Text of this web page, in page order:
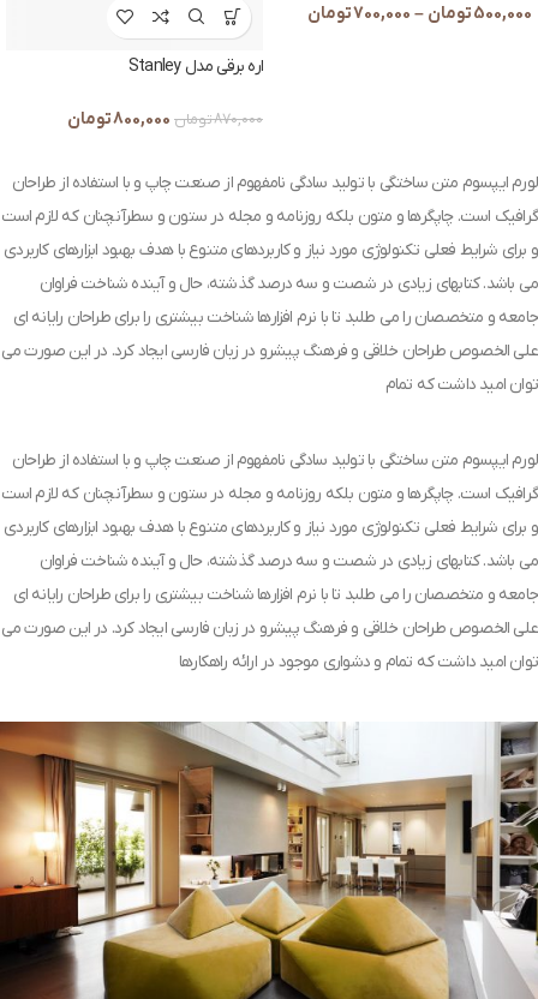
500,000تومان –
700,000تومان
اره برقی مدل Stanley
870,000تومان 800,000تومان
لورم ایپسوم متن ساختگی با تولید سادگی نامفهوم از صنعت چاپ و با استفاده از طراحان
گرافیک است. چاپگرها و متون بلکه روزنامه و مجله در ستون و سطرآنچنان که لازم است
و برای شرایط فعلی تکنولوژی مورد نیاز و کاربردهای متنوع با هدف بهبود ابزارهای کاربردی
می باشد. کتابهای زیادی در شصت و سه درصد گذشته، حال و آینده شناخت فراوان
جامعه و متخصصان را می طلبد تا با نرم افزارها شناخت بیشتری را برای طراحان رایانه ای
علی الخصوص طراحان خلاقی و فرهنگ پیشرو در زبان فارسی ایجاد کرد. در این صورت می
توان امید داشت که تمام
لورم ایپسوم متن ساختگی با تولید سادگی نامفهوم از صنعت چاپ و با استفاده از طراحان
گرافیک است. چاپگرها و متون بلکه روزنامه و مجله در ستون و سطرآنچنان که لازم است
و برای شرایط فعلی تکنولوژی مورد نیاز و کاربردهای متنوع با هدف بهبود ابزارهای کاربردی
می باشد. کتابهای زیادی در شصت و سه درصد گذشته، حال و آینده شناخت فراوان
جامعه و متخصصان را می طلبد تا با نرم افزارها شناخت بیشتری را برای طراحان رایانه ای
علی الخصوص طراحان خلاقی و فرهنگ پیشرو در زبان فارسی ایجاد کرد. در این صورت می
توان امید داشت که تمام و دشواری موجود در ارائه راهکارها